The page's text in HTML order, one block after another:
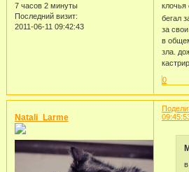
7 часов 2 минуты
Последний визит:
2011-06-11 09:42:43
клочья
бегал
за свои
в
зла.
0
Natali_Larme